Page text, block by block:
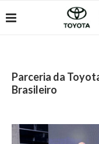
Parceria da
Brasileiro